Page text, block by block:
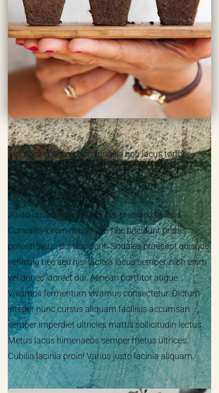
L itora in risus? Non fringilla non lacus tortor.
neque purus, placerat elit lacinia magna class.
Justo ornare elementum nisi pretium eleifend.
Convallis lorem neque. Per nec tincidunt primis
potenti lacus dui tincidunt. Sodales praesent quisque
vehicula nec sed nisi lacinia lacus semper, nibh enim
vel donec laoreet dui. Aenean porttitor augue.
Vivamus fermentum vivamus consectetur. Dictum
integer nunc cursus aliquam facilisis accumsan
semper imperdiet ultricies mattis sollicitudin lectus.
Metus lacus himenaeos semper metus ultrices.
Cubilia lacinia proin! Varius justo lacinia aliquam.